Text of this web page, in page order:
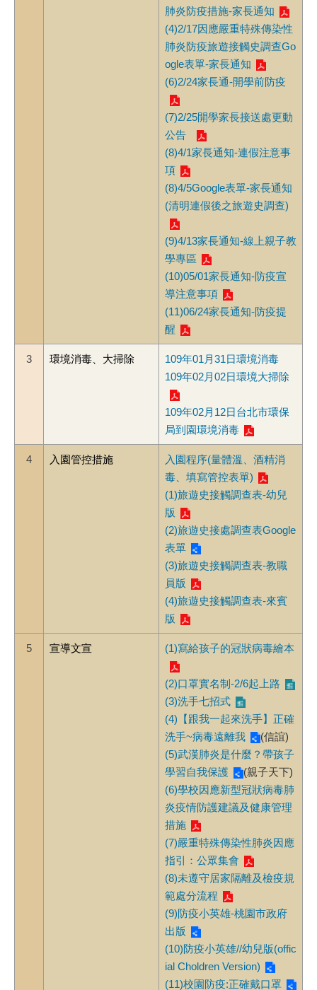
肺炎防疫措施-家長通知
(4)2/17因應嚴重特殊傳染性
肺炎防疫旅遊接觸史調查Go
ogle表單-家長通知
(6)2/24家長通-開學前防疫
(7)2/25開學家長接送處更動
公告
(8)4/1家長通知-連假注意事
項
(8)4/5Google表單-家長通知
(清明連假後之旅遊史調查)
(9)4/13家長通知-線上親子教
學專區
(10)05/01家長通知-防疫宣
導注意事項
(11)06/24家長通知-防疫提
醒
3 環境消毒、大掃除
109年01月31日環境消毒
109年02月02日環境大掃除
109年02月12日台北市環保
局到園環境消毒
4 入園管控措施
入園程序(量體溫、酒精消
毒、填寫管控表單)
(1)旅遊史接觸調查表-幼兒
版
(2)旅遊史接處調查表Google
表單
(3)旅遊史接觸調查表-教職
員版
(4)旅遊史接觸調查表-來賓
版
5 宣導文宣 (1)寫給孩子的冠狀病毒繪本
(2)口罩實名制-2/6起上路
(3)洗手七招式
(4)【跟我一起來洗手】正確
洗手~病毒遠離我
(信誼)
(5)武漢肺炎是什麼？帶孩子
學習自我保護
(親子天下)
(6)學校因應新型冠狀病毒肺
炎疫情防護建議及健康管理
措施
(7)嚴重特殊傳染性肺炎因應
指引：公眾集會
(8)未遵守居家隔離及檢疫規
範處分流程
(9)防疫小英雄-桃園市政府
出版
(10)防疫小英雄//幼兒版(offic
ial Choldren Version)
(11)校園防疫:正確戴口罩